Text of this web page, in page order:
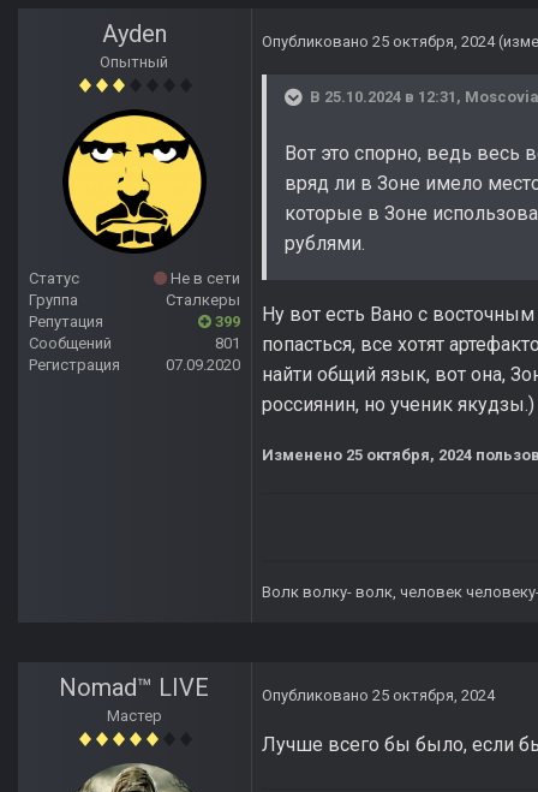
Ayden
Опытный
Статус
Не в сети
Группа
Сталкеры
Репутация
399
Сообщений
801
Регистрация
07.09.2020
Опубликовано 25 октября, 2024
В 25.10.2024 в 12:31, Moscovia
Вот это спорно, ведь весь
вряд ли в Зоне имело
которые в Зоне
рублями.
Ну вот есть Вано с
попасться, все хотят
найти общий язык, вот она,
россиянин, но ученик
Изменено 25 октября, 2024
Волк волку- волк, человек
Nomad™ LIVE
Мастер
Опубликовано 25 октября, 2024
Лучше всего бы было, если